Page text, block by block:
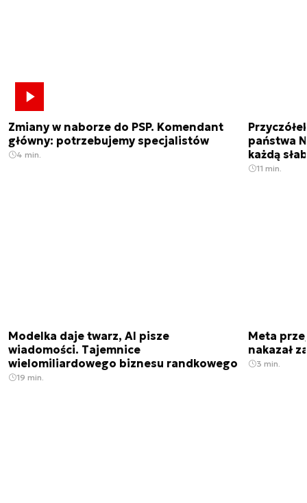
Zmiany w naborze do PSP. Komendant
główny: potrzebujemy specjalistów
4 min.
państwa
każdą
11 min.
Modelka daje twarz, AI pisze
wiadomości. Tajemnice
wielomiliardowego biznesu randkowego
19 min.
Meta
nakazał
3 min.